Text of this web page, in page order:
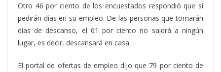
Otro 46 por ciento de los encuestados respondió que sí
pedirán días en su empleo. De las personas que tomarán
días de descanso, el 61 por ciento no saldrá a ningún
lugar, es decir, descansará en casa.
El portal de ofertas de empleo dijo que 79 por ciento de